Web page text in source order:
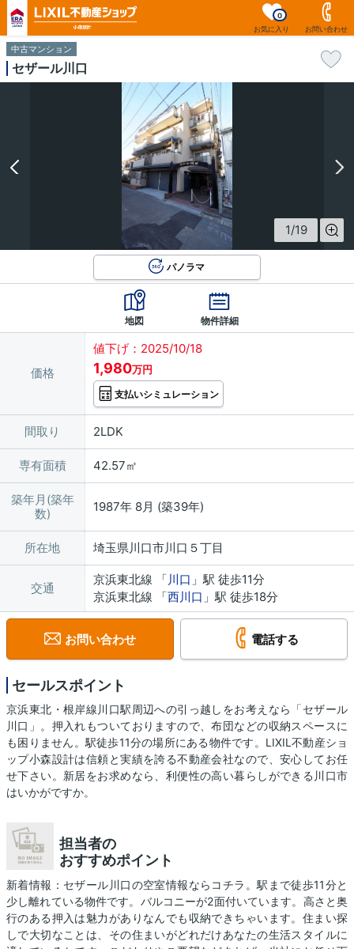
お気に入り
0
お問い合わせ
中古マンション
セザール川口
1/19
パノラマ
地図 物件詳細
価格
値下げ：2025/10/18
1,980万円
支払いシミュレーション
間取り 2LDK
専有面積 42.57㎡
築年月(築年
数)
1987年 8月 (築39年)
所在地 埼玉県川口市川口５丁目
交通
京浜東北線 「川口 」駅 徒歩11分
京浜東北線 「西川口 」駅 徒歩18分
お問い合わせ 電話する
セールスポイント
京浜東北・根岸線川口駅周辺への引っ越しをお考えなら「セザール
川口」。押入れもついておりますので、布団などの収納スペースに
も困りません。駅徒歩11分の場所にある物件です。LIXIL不動産ショ
ップ小森設計は信頼と実績を誇る不動産会社なので、安心してお任
せ下さい。新居をお求めなら、利便性の高い暮らしができる川口市
はいかがですか。
担当者の
おすすめポイント
新着情報：セザール川口の空室情報ならコチラ。駅まで徒歩11分と
少し離れている物件です。バルコニーが2面付いています。高さと奥
行のある押入は魅力がありなんでも収納できちゃいます。住まい探
しで大切なことは、その住まいがどれだけあなたの生活スタイルに